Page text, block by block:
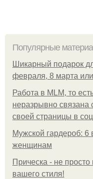
Популярные
Шикарный подарок
февраля, 8 марта
Работа в MLM, то
неразрывно связана
своей страницы в соц
Мужской гардероб: 6
женщинам
Прическа - не
вашего стиля!